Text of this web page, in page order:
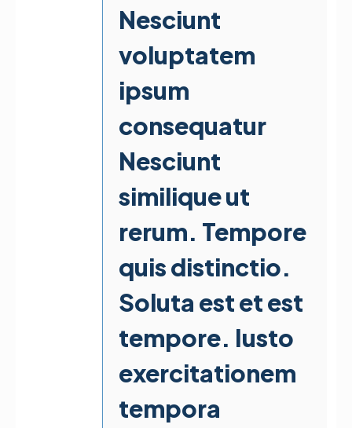
Nesciunt
voluptatem
ipsum
consequatur
Nesciunt
similique ut
rerum. Tempore
quis distinctio.
Soluta est et est
tempore. Iusto
exercitationem
tempora